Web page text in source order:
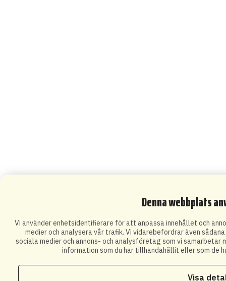
Denna webbplats
Vi använder enhetsidentifierare för att anpassa innehållet och
medier och analysera vår trafik. Vi vidarebefordrar även
sociala medier och annons- och analysföretag som vi samarbetar
information som du har tillhandahållit eller som de
Visa